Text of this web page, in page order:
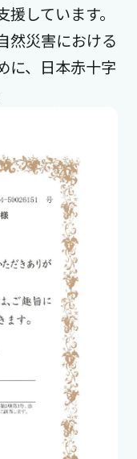
しています。
然災害における
に、日本赤十字